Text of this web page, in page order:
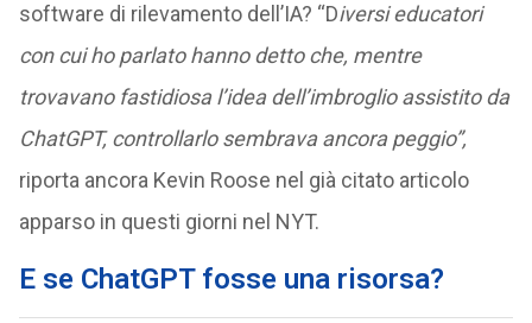
software di rilevamento dell’IA? “Diversi educatori
con cui ho parlato hanno detto che, mentre
trovavano fastidiosa l’idea dell’imbroglio assistito da
ChatGPT, controllarlo sembrava ancora peggio”,
riporta ancora Kevin Roose nel già citato articolo
apparso in questi giorni nel NYT.
E se ChatGPT fosse una risorsa?